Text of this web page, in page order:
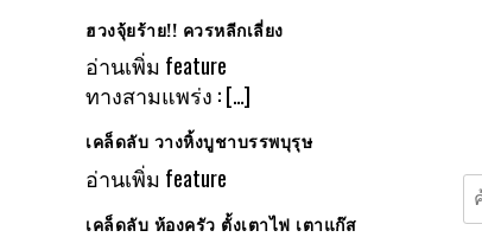
ฮวงจุ้ยร้าย!! ควรหลีกเลี่ยง
อ่านเพิ่ม feature
ทางสามแพร่ง :[…]
เคล็ดลับ วางหิ้งบูชาบรรพบุรุษ
อ่านเพิ่ม feature
เคล็ดลับ ห้องครัว ตั้งเตาไฟ เตาแก๊ส